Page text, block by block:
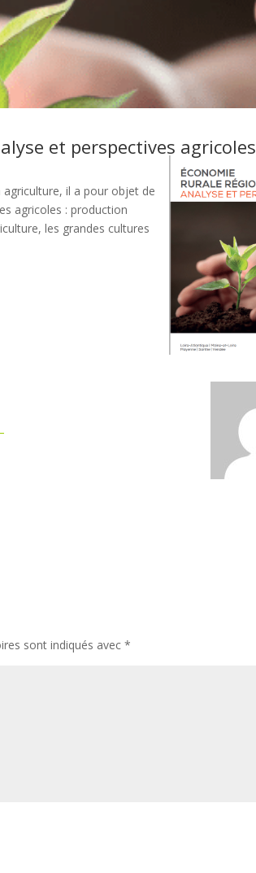
et perspectives agricoles
agriculture, il a pour objet de
agricoles : production
les grandes cultures
sont indiqués avec*